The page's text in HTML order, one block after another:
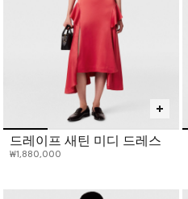
드레이프 새틴 미디 드레스
₩1,880,000